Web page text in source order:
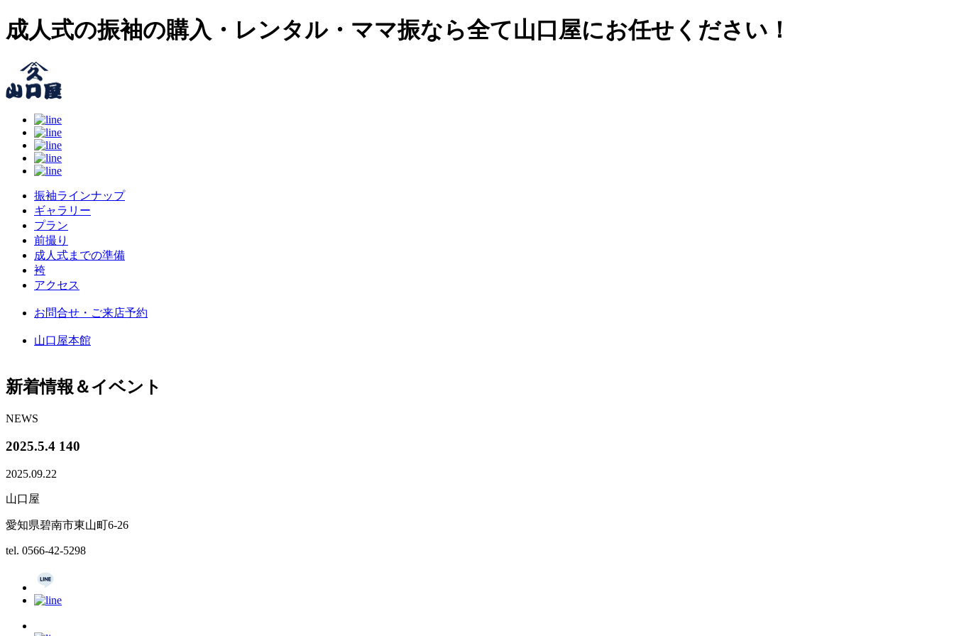
成人式の振袖の購入・レンタル・ママ振なら全て山口屋にお任せください！
振袖ラインナップ
ギャラリー
プラン
前撮り
成人式までの準備
袴
アクセス
お問合せ・ご来店予約
山口屋本館
新着情報＆イベント
NEWS
2025.5.4 140
2025.09.22
山口屋
愛知県碧南市東山町6-26
tel. 0566-42-5298